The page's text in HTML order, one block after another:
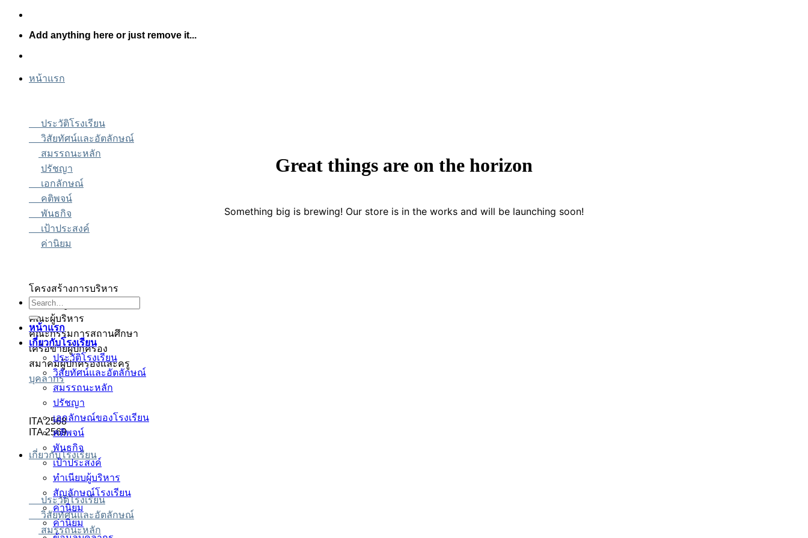
Skip
contentAdd anything here or just remove it...
หน้าแรก
ประวัติโรงเรียน
วิสัยทัศน์และอัตลักษณ์
สมรรถนะหลัก
ปรัชญา
เอกลักษณ์
คติพจน์
พันธกิจ
เป้าประสงค์
ค่านิยม
โครงสร้างการบริหาร
ทำเนียบผู้บริหาร
คณะผู้บริหาร
คณะกรรมการสถานศึกษา
เครือข่ายผู้ปกครอง
สมาคมผู้ปกครองและครู
บุคลากร
ITA 2568
ITA 2569
เกี่ยวกับโรงเรียน
ประวัติโรงเรียน
วิสัยทัศน์และอัตลักษณ์
สมรรถนะหลัก
Great things are on the horizon
Something big is brewing! Our store is in the works and will be launching soon!
เว็บตรง
าคาร่า
าคาร่า
เว็บตรง
Search
for:
หน้าแรก
เกี่ยวกับโรงเรียน
ประวัติโรงเรียน
วิสัยทัศน์และอัตลักษณ์
สมรรถนะหลัก
ปรัชญา
เอกลักษณ์ของโรงเรียน
คติพจน์
พันธกิจ
เป้าประสงค์
ทำเนียบผู้บริหาร
สัญลักษณ์โรงเรียน
ค่านิยม
ค่านิยม